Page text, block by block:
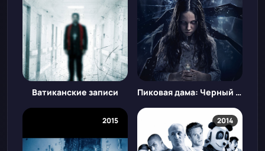
Ватиканские записи Пиковая дама: Черный обряд
2015 2014